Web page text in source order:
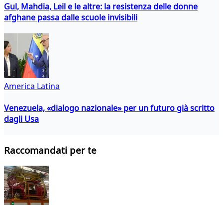
Gul, Mahdia, Leil e le altre: la resistenza delle donne
afghane passa dalle scuole invisibili
America Latina
Venezuela, «dialogo nazionale» per un futuro già scritto
dagli Usa
Raccomandati per te